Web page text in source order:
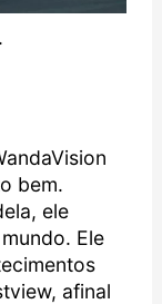
bem.
ele
Ele
afinal